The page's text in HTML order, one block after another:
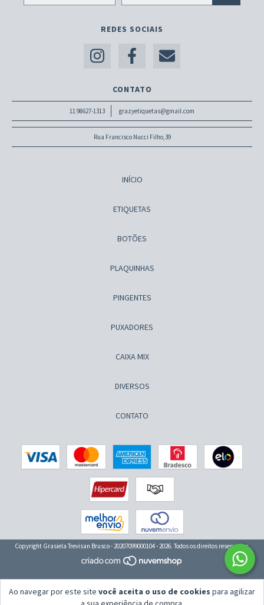
Ao navegar por este site você aceita o uso de cookies para agilizar
REDES SOCIAIS
CONTATO
11 98627-1313 grazyetiquetas@gmail.com
Rua Francisco Nucci Filho,39
INÍCIO
ETIQUETAS
BOTÕES
PLAQUINHAS
PINGENTES
PUXADORES
CAIXA MIX
DIVERSOS
CONTATO
Copyright Grasiela Trevisan Brusco - 20207099000104 - 2026. Todos os direitos reservados.